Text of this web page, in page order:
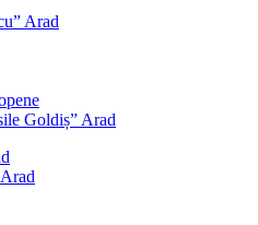
Arad
Goldiș” Arad